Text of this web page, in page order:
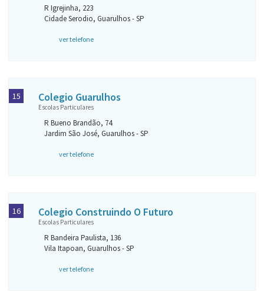
R Igrejinha, 223
Cidade Serodio, Guarulhos - SP
ver telefone
Colegio Guarulhos
Escolas Particulares
R Bueno Brandão, 74
Jardim São José, Guarulhos - SP
ver telefone
15
Colegio Construindo O Futuro
Escolas Particulares
R Bandeira Paulista, 136
Vila Itapoan, Guarulhos - SP
ver telefone
16